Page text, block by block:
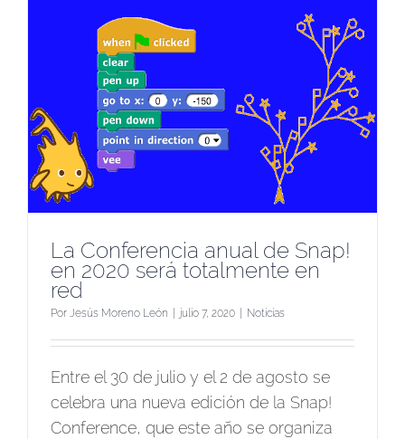
La Conferencia anual de Snap!
en 2020 será totalmente en
red
Por Jesús Moreno León julio 7, 2020 Noticias
Entre el 30 de julio y el 2 de agosto se
celebra una nueva edición de la Snap!
Conference, que este año se organiza